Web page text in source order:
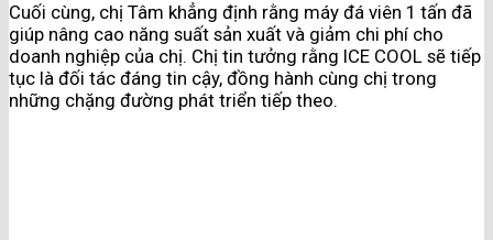
Cuối cùng, chị Tâm khẳng định rằng máy đá viên 1 tấn đã
giúp nâng cao năng suất sản xuất và giảm chi phí cho
doanh nghiệp của chị. Chị tin tưởng rằng ICE COOL sẽ tiếp
tục là đối tác đáng tin cậy, đồng hành cùng chị trong
những chặng đường phát triển tiếp theo.